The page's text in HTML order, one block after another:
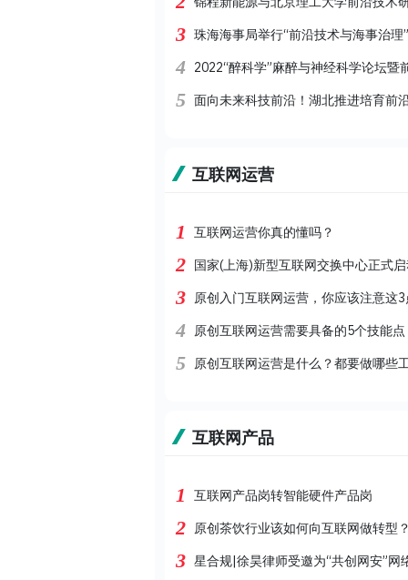
3 珠海海事局举行“前沿技术与海事治理
4 2022“醉科学”麻醉与神经科学论坛暨
5 面向未来科技前沿！湖北推进培育前
互联网运营
1 互联网运营你真的懂吗？
2 国家(上海)新型互联网交换中心正式
3 原创入门互联网运营，你应该注意这
4 原创互联网运营需要具备的5个技能
5 原创互联网运营是什么？都要做哪些
互联网产品
1 互联网产品岗转智能硬件产品岗
2 原创茶饮行业该如何向互联网做转型
3 星合规|徐昊律师受邀为“共创网安”